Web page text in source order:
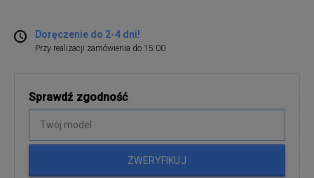
Doręczenie do 2-4 dni!
Przy realizacji zamówienia do 15:00
Sprawdź zgodność
ZWERYFIKUJ